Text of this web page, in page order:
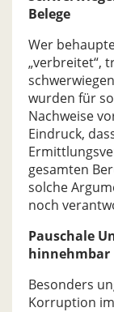
Belege
Wer
„verbreitet“,
wurden für
Nachweise
Eindruck,
gesamten
solche
noch
Pauschale
hinnehmbar
Besonders
Korruption